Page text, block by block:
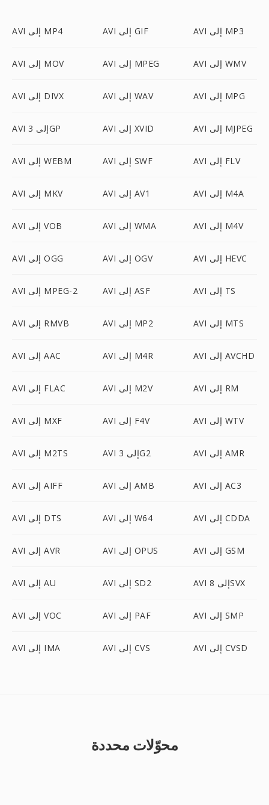
AVI إلى MP4 AVI إلى GIF AVI إلى MP3
AVI إلى MOV AVI إلى MPEG AVI إلى WMV
AVI إلى DIVX AVI إلى WAV AVI إلى MPG
AVI إلى 3GP AVI إلى XVID AVI إلى MJPEG
AVI إلى WEBM AVI إلى SWF AVI إلى FLV
AVI إلى MKV AVI إلى AV1 AVI إلى M4A
AVI إلى VOB AVI إلى WMA AVI إلى M4V
AVI إلى OGG AVI إلى OGV AVI إلى HEVC
AVI إلى MPEG-2 AVI إلى ASF AVI إلى TS
AVI إلى RMVB AVI إلى MP2 AVI إلى MTS
AVI إلى AAC AVI إلى M4R AVI إلى AVCHD
AVI إلى FLAC AVI إلى M2V AVI إلى RM
AVI إلى MXF AVI إلى F4V AVI إلى WTV
AVI إلى M2TS AVI إلى 3G2 AVI إلى AMR
AVI إلى AIFF AVI إلى AMB AVI إلى AC3
AVI إلى DTS AVI إلى W64 AVI إلى CDDA
AVI إلى AVR AVI إلى OPUS AVI إلى GSM
AVI إلى AU AVI إلى SD2 AVI إلى 8SVX
AVI إلى VOC AVI إلى PAF AVI إلى SMP
AVI إلى IMA AVI إلى CVS AVI إلى CVSD
محوّلات محددة